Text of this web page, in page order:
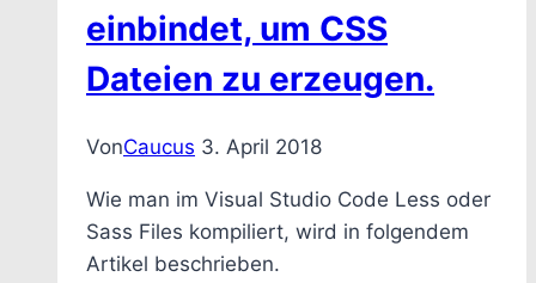
einbindet, um CSS
Dateien zu erzeugen.
VonCaucus 3. April 2018
Wie man im Visual Studio Code Less oder
Sass Files kompiliert, wird in folgendem
Artikel beschrieben.